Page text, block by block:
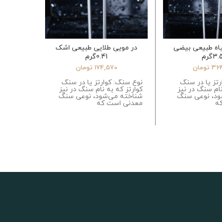
طبیعی بیضی
تومان
یا در سنگ
سنگ در نیز
نوعی سنگ
در مویی طلایی طبیعی اشک
0.41گرم
174,570 تومان
نوع سنگ: کوارتز یا در سنگ
کوارتز که به نام سنگ در نیز
شناخته می‌شود، نوعی سنگ
معدنی است که